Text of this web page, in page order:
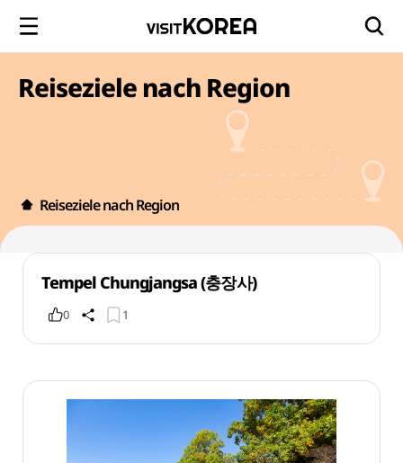
Reiseziele nach Region
Reiseziele nach Region
Tempel Chungjangsa (충장사)
0 1